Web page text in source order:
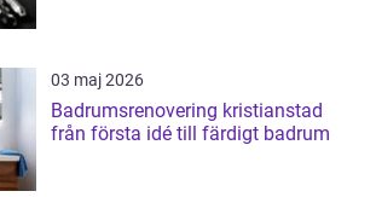
03 maj 2026
Badrumsrenovering kristianstad
från första idé till färdigt badrum